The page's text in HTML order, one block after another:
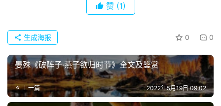
词
电
影
台
词
赞 (1)
0 0
生成海报
晏殊《破阵子·燕子欲归时节》全文及鉴赏
上一篇 2022年5月19日 09:02